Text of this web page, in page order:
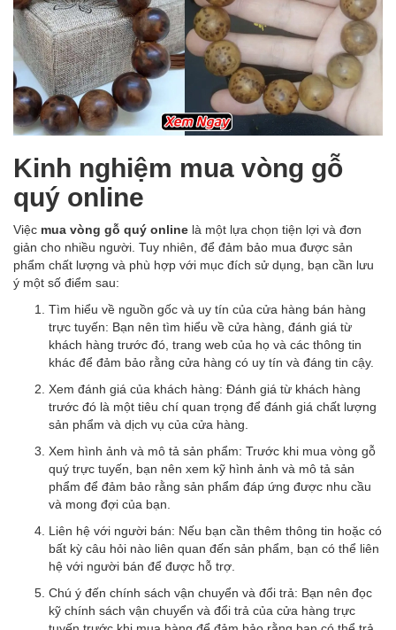
Kinh nghiệm mua vòng gỗ
quý online
Việc mua vòng gỗ quý online là một lựa chọn tiện lợi và đơn
giản cho nhiều người. Tuy nhiên, để đảm bảo mua được sản
phẩm chất lượng và phù hợp với mục đích sử dụng, bạn cần lưu
ý một số điểm sau:
Tìm hiểu về nguồn gốc và uy tín của cửa hàng bán hàng
trực tuyến: Bạn nên tìm hiểu về cửa hàng, đánh giá từ
khách hàng trước đó, trang web của họ và các thông tin
khác để đảm bảo rằng cửa hàng có uy tín và đáng tin cậy.
Xem đánh giá của khách hàng: Đánh giá từ khách hàng
trước đó là một tiêu chí quan trọng để đánh giá chất lượng
sản phẩm và dịch vụ của cửa hàng.
Xem hình ảnh và mô tả sản phẩm: Trước khi mua vòng gỗ
quý trực tuyến, bạn nên xem kỹ hình ảnh và mô tả sản
phẩm để đảm bảo rằng sản phẩm đáp ứng được nhu cầu
và mong đợi của bạn.
Liên hệ với người bán: Nếu bạn cần thêm thông tin hoặc có
bất kỳ câu hỏi nào liên quan đến sản phẩm, bạn có thể liên
hệ với người bán để được hỗ trợ.
Chú ý đến chính sách vận chuyển và đổi trả: Bạn nên đọc
kỹ chính sách vận chuyển và đổi trả của cửa hàng trực